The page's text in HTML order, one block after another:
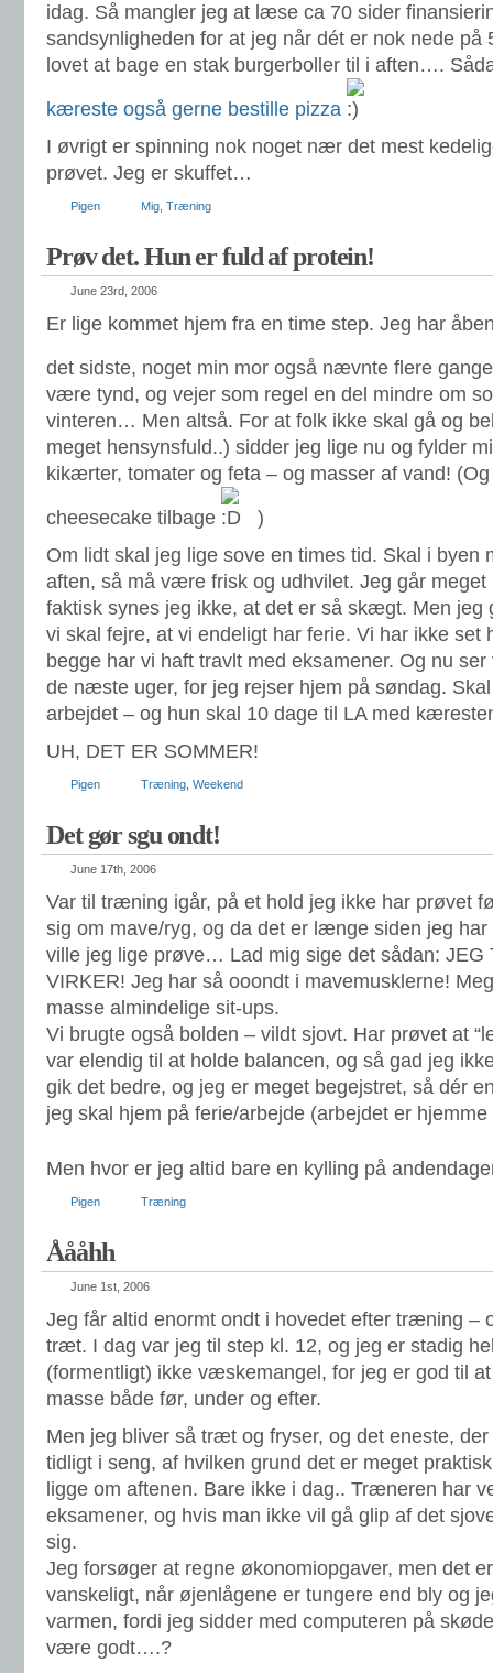
idag. Så mangler jeg at læse ca 70 sider
sandsynligheden for at jeg når dét er nok nede på
lovet at bage en stak burgerboller til i aften….
kæreste også gerne bestille pizza
I øvrigt er spinning nok noget nær det mest
prøvet. Jeg er skuffet…
Pigen Mig Træning
Prøv det. Hun er fuld af protein!
June 23rd, 2006
Er lige kommet hjem fra en time step. Jeg har
det sidste, noget min mor også nævnte flere
være tynd, og vejer som regel en del mindre om
vinteren… Men altså. For at folk ikke skal gå og
meget hensynsfuld..) sidder jeg lige nu og fylder
kikærter, tomater og feta – og masser af vand!
cheesecake tilbage
)
Om lidt skal jeg lige sove en times tid. Skal i byen
aften, så må være frisk og udhvilet. Jeg går
faktisk synes jeg ikke, at det er så skægt. Men
vi skal fejre, at vi endeligt har ferie. Vi har ikke set
begge har vi haft travlt med eksamener. Og nu
de næste uger, for jeg rejser hjem på søndag.
arbejdet – og hun skal 10 dage til LA med
UH, DET ER SOMMER!
Pigen Træning Weekend
Det gør sgu ondt!
June 17th, 2006
Var til træning igår, på et hold jeg ikke har prøvet
sig om mave/ryg, og da det er længe siden jeg har
ville jeg lige prøve… Lad mig sige det sådan: JEG
VIRKER! Jeg har så ooondt i mavemusklerne!
masse almindelige sit-ups.
Vi brugte også bolden – vildt sjovt. Har prøvet at
var elendig til at holde balancen, og så gad jeg
gik det bedre, og jeg er meget begejstret, så dér
jeg skal hjem på ferie/arbejde (arbejdet er
Men hvor er jeg altid bare en kylling på
Pigen Træning
Åååhh
June 1st, 2006
Jeg får altid enormt ondt i hovedet efter træning –
træt. I dag var jeg til step kl. 12, og jeg er stadig
(formentligt) ikke væskemangel, for jeg er god til
masse både før, under og efter.
Men jeg bliver så træt og fryser, og det eneste,
tidligt i seng, af hvilken grund det er meget
ligge om aftenen. Bare ikke i dag.. Træneren har
eksamener, og hvis man ikke vil gå glip af det
sig.
Jeg forsøger at regne økonomiopgaver, men det
vanskeligt, når øjenlågene er tungere end bly og
varmen, fordi jeg sidder med computeren på
være godt….?